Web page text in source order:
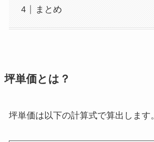
まとめ
坪単価とは？
坪単価は以下の計算式で算出します。